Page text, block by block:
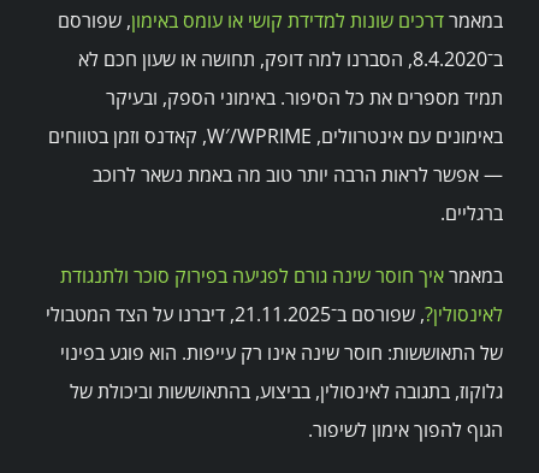
במאמרדרכים שונות למדידת קושי או עומס באימון, שפורסם
ב־8.4.2020, הסברנו למה דופק, תחושה או שעון חכם לא
תמיד מספרים את כל הסיפור. באימוני הספק, ובעיקר
באימונים עם אינטרוולים, W′/WPRIME, קאדנס וזמן בטווחים
— אפשר לראות הרבה יותר טוב מה באמת נשאר לרוכב
ברגליים.
במאמראיך חוסר שינה גורם לפגיעה בפירוק סוכר ולתנגודת
לאינסולין?
, שפורסם ב־21.11.2025, דיברנו על הצד המטבולי
של התאוששות: חוסר שינה אינו רק עייפות. הוא פוגע בפינוי
גלוקוז, בתגובה לאינסולין, בביצוע, בהתאוששות וביכולת של
הגוף להפוך אימון לשיפור.